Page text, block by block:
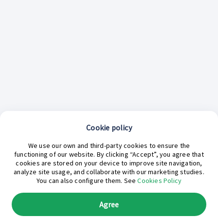
¿En qué podemos ayudarte hoy?
Cookie policy
We use our own and third-party cookies to ensure the
functioning of our website. By clicking “Accept”, you agree that
cookies are stored on your device to improve site navigation,
analyze site usage, and collaborate with our marketing studies.
You can also configure them. SeeCookies Policy
Agree